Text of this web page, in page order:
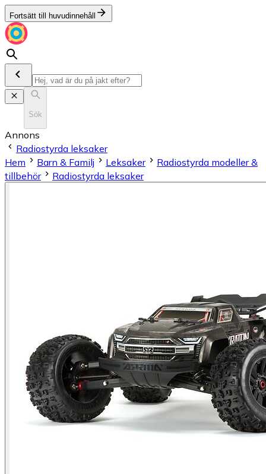
Fortsätt till huvudinnehåll
Sök
Annons
Radiostyrda leksaker
Hem
Barn & Familj Leksaker
Radiostyrda modeller &
tillbehör
Radiostyrda leksaker